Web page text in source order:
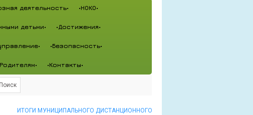
деятельность• •НОКО•
детьми• •Достижения•
•Безопасность•
•Контакты•
ИТОГИ МУНИЦИПАЛЬНОГО ДИСТАНЦИОННОГО